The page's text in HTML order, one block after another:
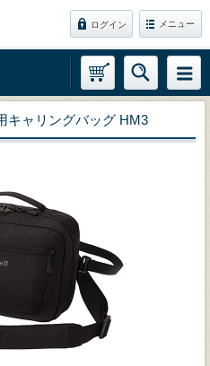
ログイン メニュー
キャリングバッグ HM3